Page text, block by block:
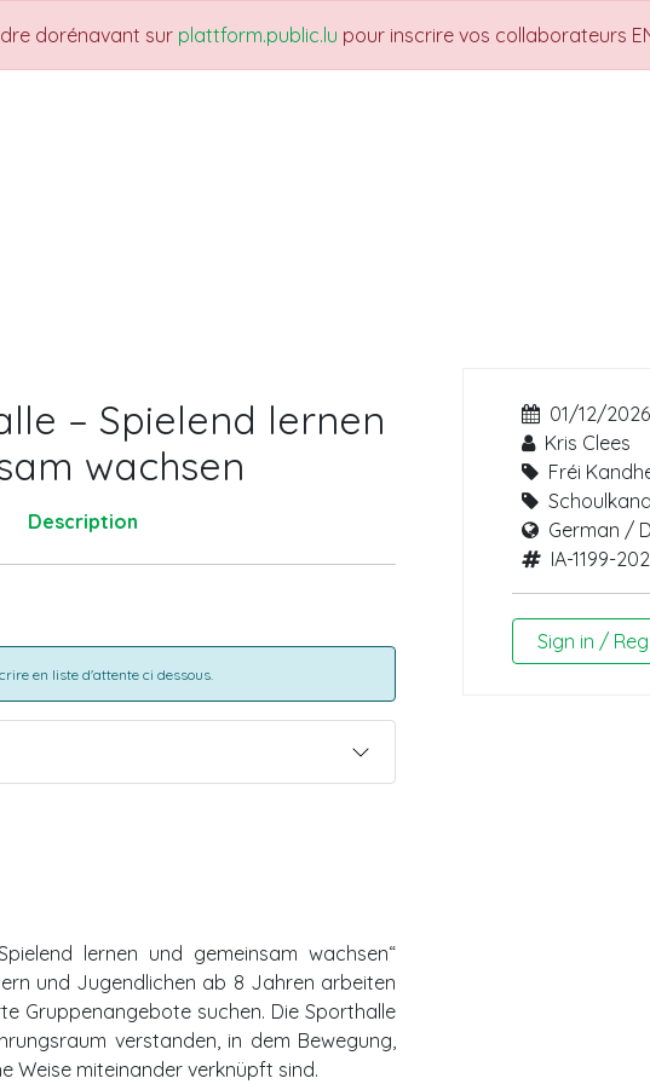
dorénavant sur plattform.public.lu pour inscrire vos collaborateurs
– Spielend lernen
wachsen
Description
en liste d'attente ci dessous.
lernen und gemeinsam wachsen“
und Jugendlichen ab 8 Jahren arbeiten
Gruppenangebote suchen. Die Sporthalle
verstanden, in dem Bewegung,
Weise miteinander verknüpft sind.
01/12/2026
Kris Clees
Fréi
German /
IA-1199-
Sign in /